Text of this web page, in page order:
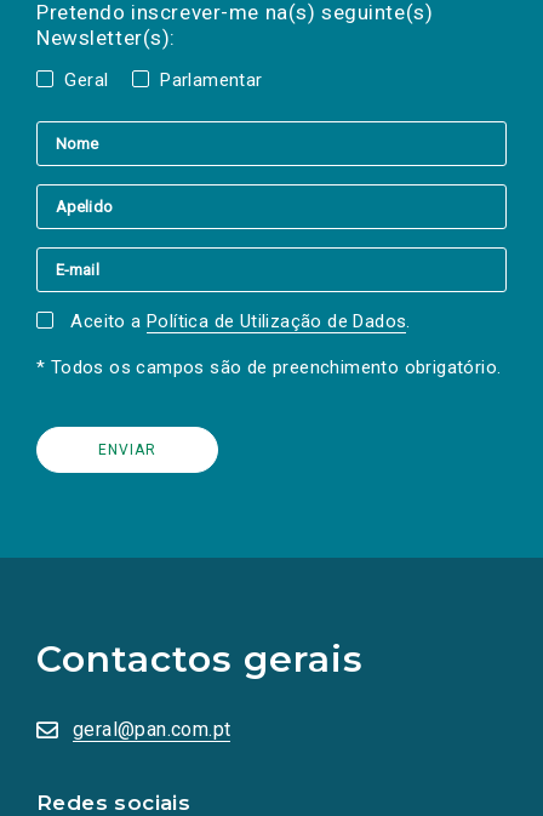
Pretendo inscrever-me na(s) seguinte(s)
Newsletter(s):
Geral Parlamentar
a(s) newsletter(s).
Aceito a Política de Utilização de Dados.
* Todos os campos são de preenchimento obrigatório.
Contactos gerais
geral@pan.com.pt
Redes sociais
redes
sociais
numa
nova